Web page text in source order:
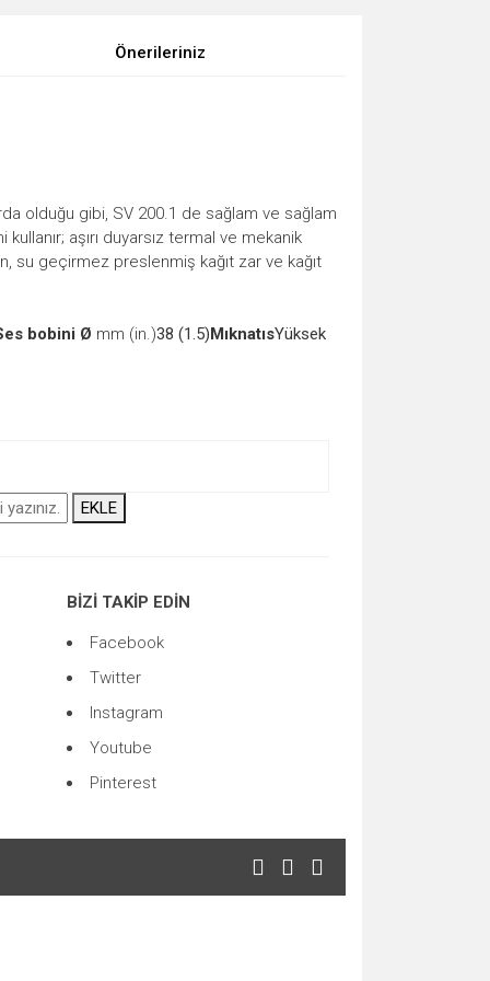
Önerileriniz
olduğu gibi, SV 200.1 de sağlam ve sağlam
aşırı duyarsız termal ve mekanik
su geçirmez preslenmiş kağıt zar ve kağıt
bobini Ø mm (in.)38 (1.5)MıknatısYüksek
EKLE
BİZİ TAKİP EDİN
Facebook
Twitter
Instagram
Youtube
Pinterest